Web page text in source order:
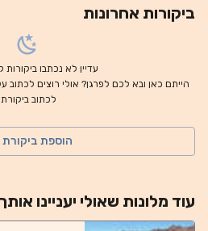
ביקורות אחרונות
עדיין לא נכתבו
הייתם כאן ובא לכם לפרגן? אולי רוצים לכתוב
לכתוב
הוספת ביקורת
עוד מלונות שאולי יעניינו אותך